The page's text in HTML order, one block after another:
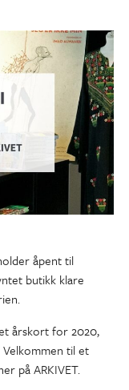
åpent til
butikk klare
årskort for 2020,
til et
på ARKIVET.